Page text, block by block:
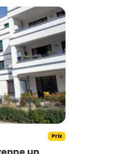
Prix